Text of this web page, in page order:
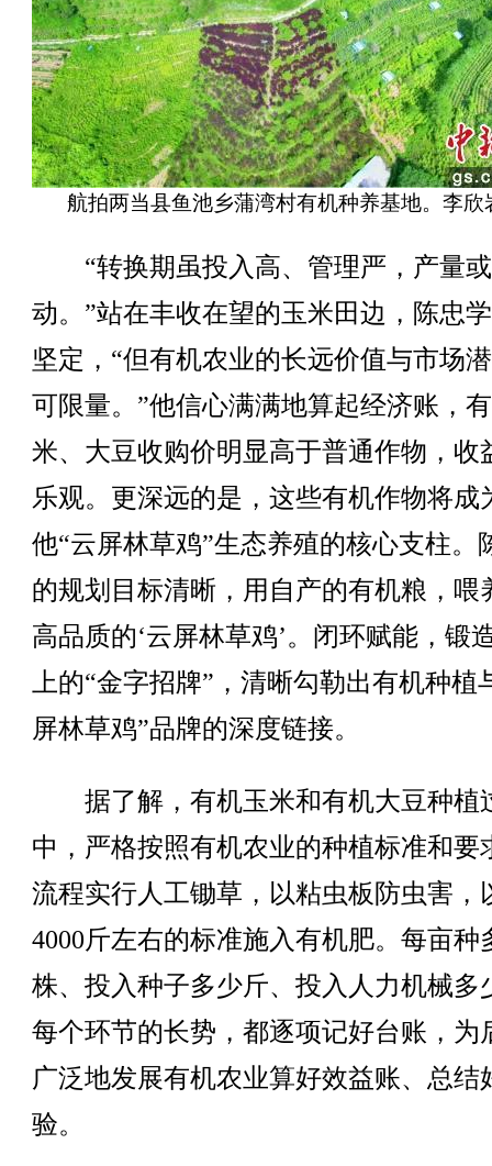
航拍两当县鱼池乡蒲湾村有机种养基地。李欣
“转换期虽投入高、管理严，产量
动。”站在丰收在望的玉米田边，陈忠
坚定，“但有机农业的长远价值与市场
可限量。”他信心满满地算起经济账，
米、大豆收购价明显高于普通作物，收
乐观。更深远的是，这些有机作物将成
他“云屏林草鸡”生态养殖的核心支柱。
的规划目标清晰，用自产的有机粮，喂
高品质的‘云屏林草鸡’。闭环赋能，锻
上的“金字招牌”，清晰勾勒出有机种植
屏林草鸡”品牌的深度链接。
据了解，有机玉米和有机大豆种植
中，严格按照有机农业的种植标准和要
流程实行人工锄草，以粘虫板防虫害，
4000斤左右的标准施入有机肥。每亩种
株、投入种子多少斤、投入人力机械多
每个环节的长势，都逐项记好台账，为
广泛地发展有机农业算好效益账、总结
验。